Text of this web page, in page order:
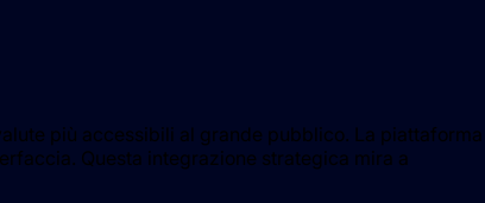
più accessibili al grande pubblico. La piattaforma
Questa integrazione strategica mira a